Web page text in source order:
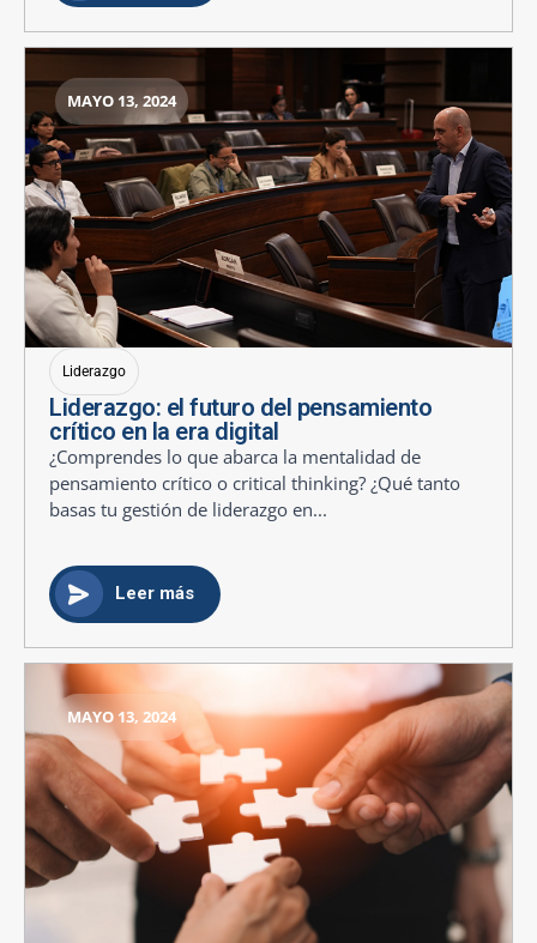
MAYO 13, 2024
Liderazgo
Liderazgo: el futuro del pensamiento
crítico en la era digital
¿Comprendes lo que abarca la mentalidad de
pensamiento crítico o critical thinking? ¿Qué tanto
basas tu gestión de liderazgo en...
Leer más
MAYO 13, 2024